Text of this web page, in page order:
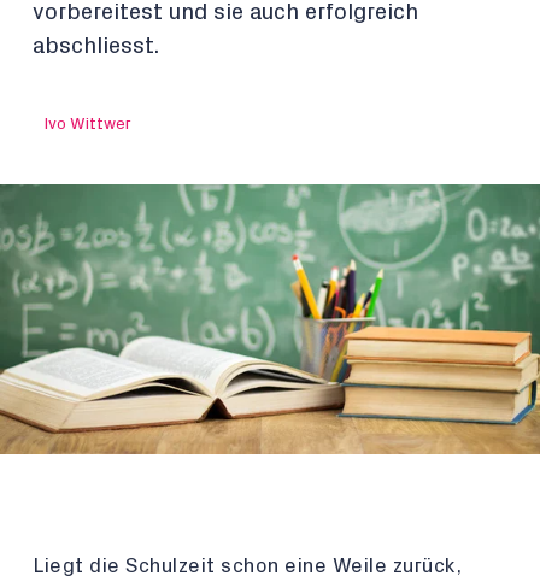
vorbereitest und sie auch erfolgreich
abschliesst.
Ivo Wittwer
Liegt die Schulzeit schon eine Weile zurück,